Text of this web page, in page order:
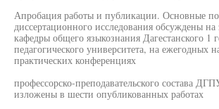
Апробация работы и публикации. Основные
диссертационного исследования обсуждены на
кафедры общего языкознания Дагестанского 1
педагогического университета, на ежегодных
практических конференциях
профессорско-преподавательского состава
изложены в шести опубликованных работах